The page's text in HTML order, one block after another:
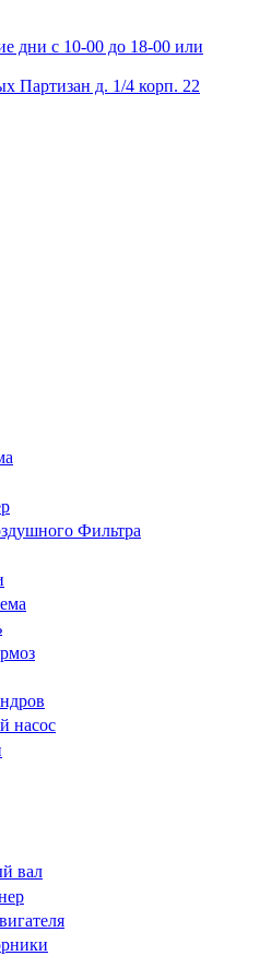
дни с 10-00 до 18-00 или
Партизан д. 1/4 корп. 22
Фильтра
насос
вал